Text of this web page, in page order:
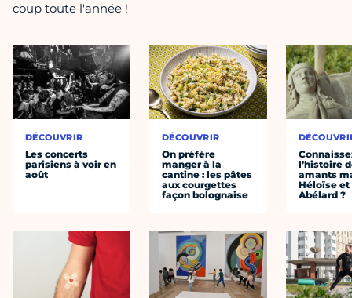
coup toute l'année !
DÉCOUVRIR
Les concerts
parisiens à voir en
août
DÉCOUVRIR
On préfère
manger à la
cantine : les pâtes
aux courgettes
façon bolognaise
l’histoire
amants
Héloïse et
Abélard ?